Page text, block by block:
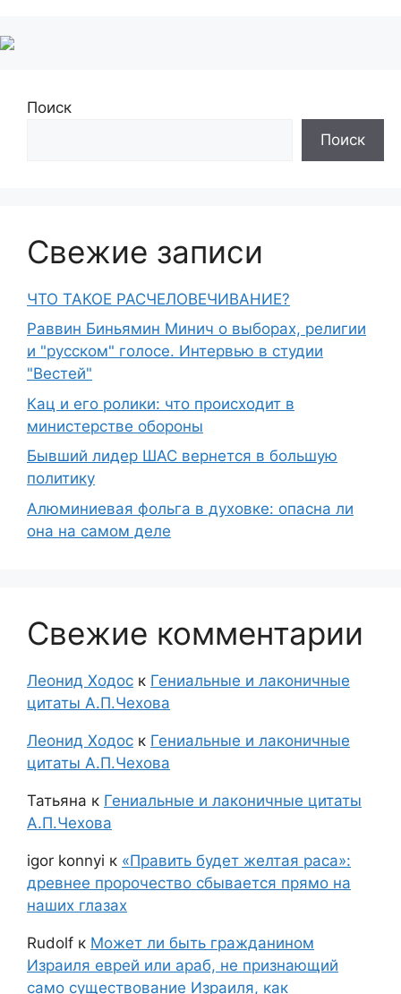
Поиск
Поиск
Свежие записи
ЧТО ТАКОЕ РАСЧЕЛОВЕЧИВАНИЕ?
Раввин Биньямин Минич о выборах, религии
и "русском" голосе. Интервью в студии
"Вестей"
Кац и его ролики: что происходит в
министерстве обороны
Бывший лидер ШАС вернется в большую
политику
Алюминиевая фольга в духовке: опасна ли
она на самом деле
Свежие комментарии
Леонид Ходос к Гениальные и лаконичные
цитаты А.П.Чехова
Леонид Ходос к Гениальные и лаконичные
цитаты А.П.Чехова
Татьяна к Гениальные и лаконичные цитаты
А.П.Чехова
igor konnyi к «Править будет желтая раса»:
древнее пророчество сбывается прямо на
наших глазах
Rudolf к Может ли быть гражданином
Израиля еврей или араб, не признающий
само существование Израиля, как